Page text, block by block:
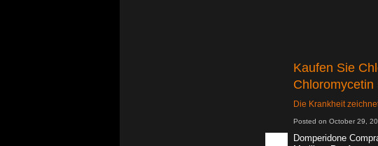
Kaufen Sie
Die Krankheit
Posted on October 29,
Domperidone